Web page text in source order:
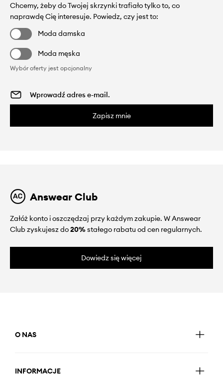
Chcemy, żeby do Twojej skrzynki trafiało tylko to, co
naprawdę Cię interesuje. Powiedz, czy jest to:
Moda damska
Moda męska
Wybór oferty jest opcjonalny
Zapisz mnie
Answear Club
Załóż konto i oszczędzaj przy każdym zakupie. W Answear
Club zyskujesz do20%stałego rabatu od cen regularnych.
Dowiedz się więcej
O NAS
INFORMACJE